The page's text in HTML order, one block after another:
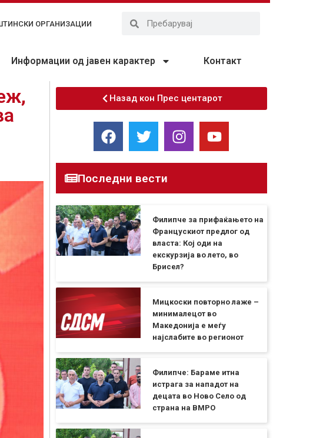
ОРГАНИЗАЦИИ
Информации од јавен карактер Контакт
Назад кон Прес центарот
Последни вести
Филипче за прифаќањето на
Францускиот предлог од
власта: Кој оди на
екскурзија во лето, во
Брисел?
Мицкоски повторно лаже –
минималецот во
Македонија е меѓу
најслабите во регионот
Филипче: Бараме итна
истрага за нападот на
децата во Ново Село од
страна на ВМРО